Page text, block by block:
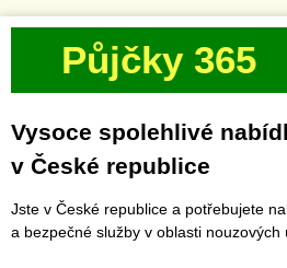
Půjčky 365
Vysoce spolehlivé
v České republice
Jste v České republice a potřebujete
a bezpečné služby v oblasti nouzových